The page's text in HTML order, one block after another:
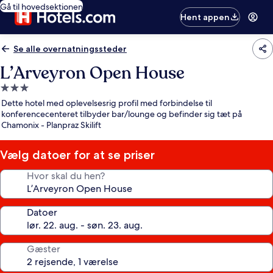
Gå til hovedsektionen
Hent appen
Se alle overnatningssteder
L’Arveyron Open House
3.0-
stjernet
overnatningssted
Dette hotel med oplevelsesrig profil med forbindelse til
konferencecenteret tilbyder bar/lounge og befinder sig tæt på
Chamonix - Planpraz Skilift
Vælg datoer for at se priser
Hvor skal du hen?
Datoer
Gæster